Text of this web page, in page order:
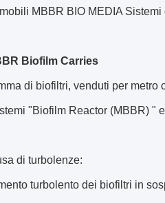
MBBR BIO MEDIA
Biofilm Carries
di biofiltri, venduti per
"Biofilm Reactor (MBBR) "
di turbolenze:
turbolento dei biofiltri in